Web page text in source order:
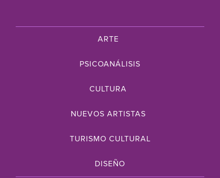
ARTE
PSICOANÁLISIS
CULTURA
NUEVOS ARTISTAS
TURISMO CULTURAL
DISEÑO